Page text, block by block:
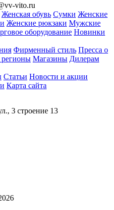
vito.ru
Женская обувь Сумки Женские
Женские рюкзаки Мужские
оборудование Новинки
Фирменный стиль Пресса о
Магазины Дилерам
Статьи Новости и акции
Карта сайта
3 строение 13